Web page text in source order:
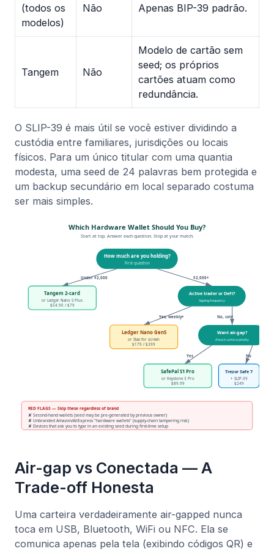
(todos os
modelos)
Não Apenas BIP-39 padrão.
Tangem Não
Modelo de cartão sem
seed; os próprios
cartões atuam como
redundância.
O SLIP-39 é mais útil se você estiver dividindo a
custódia entre familiares, jurisdições ou locais
físicos. Para um único titular com uma quantia
modesta, uma seed de 24 palavras bem protegida e
um backup secundário em local separado costuma
ser mais simples.
Air-gap vs Conectada — A
Trade-off Honesta
Uma carteira verdadeiramente air-gapped nunca
toca em USB, Bluetooth, WiFi ou NFC. Ela se
comunica apenas pela tela (exibindo códigos QR) e